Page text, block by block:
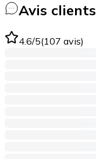
Avis clients
4.6/5(107 avis)